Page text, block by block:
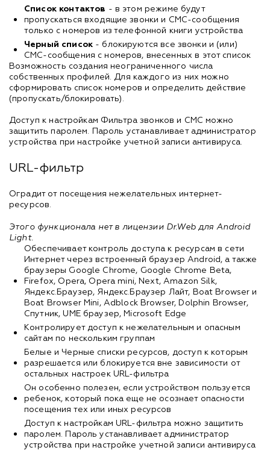
Список контактов - в этом режиме будут
пропускаться входящие звонки и СМС-сообщения
только с номеров из телефонной книги устройства
Черный список- блокируются все звонки и (или)
СМС-сообщения с номеров, внесенных в этот список
Возможность создания неограниченного числа
собственных профилей. Для каждого из них можно
сформировать список номеров и определить действие
(пропускать/блокировать).
Доступ к настройкам Фильтра звонков и СМС можно
защитить паролем. Пароль устанавливает администратор
устройства при настройке учетной записи антивируса.
URL-фильтр
Оградит от посещения нежелательных интернет-
ресурсов.
Этого функционала нет в лицензии Dr.Web для Android
Light.
Обеспечивает контроль доступа к ресурсам в сети
Интернет через встроенный браузер Android, а также
браузеры Google Chrome, Google Chrome Beta,
Firefox, Opera, Opera mini, Next, Amazon Silk,
Яндекс.Браузер, Яндекс.Браузер Лайт, Boat Browser и
Boat Browser Mini, Adblock Browser, Dolphin Browser,
Спутник, UME браузер, Microsoft Edge
Контролирует доступ к нежелательным и опасным
сайтам по нескольким группам
Белые и Черные списки ресурсов, доступ к которым
разрешается или блокируется вне зависимости от
остальных настроек URL-фильтра
Он особенно полезен, если устройством пользуется
ребенок, который пока еще не осознает опасности
посещения тех или иных ресурсов
Доступ к настройкам URL-фильтра можно защитить
паролем. Пароль устанавливает администратор
устройства при настройке учетной записи антивируса